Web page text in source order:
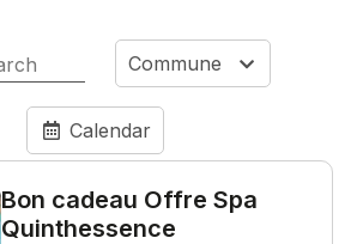
Commune
Calendar
Bon cadeau Offre Spa
Quinthessence